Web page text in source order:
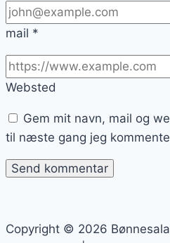
mail *
Websted
Gem mit navn, mail og
til næste gang jeg
Copyright © 2026